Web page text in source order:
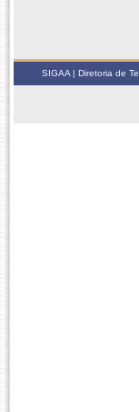
SIGAA | Diretoria de